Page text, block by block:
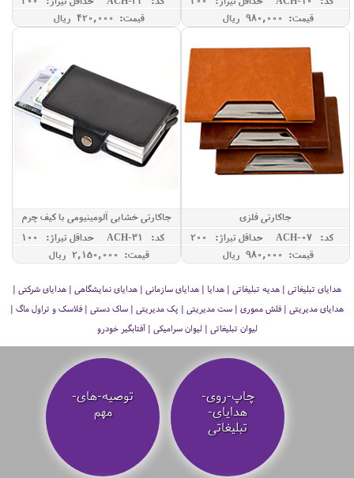
قیمت: 980,000 ريال
قیمت: 420,000 ريال
جاکارتی فلزی
کد: ACH-07
حداقل تيراژ: 200
قیمت: 980,000 ريال
جاکارتی خشابی آلومینیومی با کیف چرم
کد: ACH-31
حداقل تيراژ: 100
قیمت: 2,150,000 ريال
هدایای تبلیغاتی | هدیه تبلیغاتی | هدایا | هدایای سازمانی | هدایای نمایشگاهی | هدایای شرکتی |
هدایای مدیریتی | فلش مموری | ست مدیریتی | پک مدیریتی | ساک دستی | فلاسک و تراول ماگ |
لیوان تبلیغاتی | لیوان سرامیکی | آفتابگیر خودرو
چاپ-روی-
هدایای-
تبلیغاتی
توصیه‌-های-
مهم